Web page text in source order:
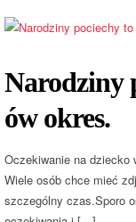
Narodziny
ów okres.
Oczekiwanie na dziecko
Wiele osób chce mieć
szczególny czas.Sporo